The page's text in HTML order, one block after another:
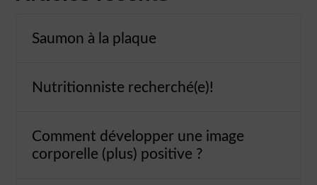
Saumon à la plaque
Nutritionniste recherché(e)!
Comment développer une image
corporelle (plus) positive ?